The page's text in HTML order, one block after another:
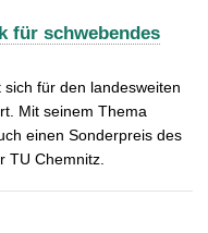
für schwebendes
für den landesweiten
Mit seinem Thema
einen Sonderpreis des
TU Chemnitz.